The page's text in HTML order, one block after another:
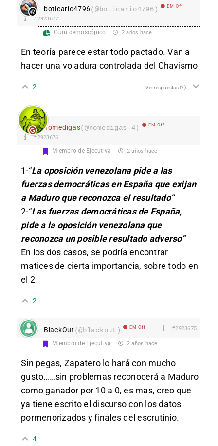
boticario4796(@boticario4796) EM Off
#2923677
Gurú demoscópico 2 años hace
En teoría parece estar todo pactado. Van a
hacer una voladura controlada del Chavismo
2 Ver respuestas(2)
nomedigas(@nomedigas-4) EM Off
#2923676
Miembro de Ejecutiva 2 años hace
1-“La oposición venezolana pide a las
fuerzas democráticas en España que exijan
a Maduro que reconozca el resultado”
2-“Las fuerzas democráticas de España,
pide a la oposición venezolana que
reconozca un posible resultado adverso”
En los dos casos, se podría encontrar
matices de cierta importancia, sobre todo en
el 2.
2
BlackOut (@blackout) EM Off #2923675
Miembro de Ejecutiva 2 años hace
Sin pegas, Zapatero lo hará con mucho
gusto……sin problemas reconocerá a Maduro
como ganador por 10 a 0, es mas, creo que
ya tiene escrito el discurso con los datos
pormenorizados y finales del escrutinio.
4